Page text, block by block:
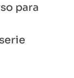
para